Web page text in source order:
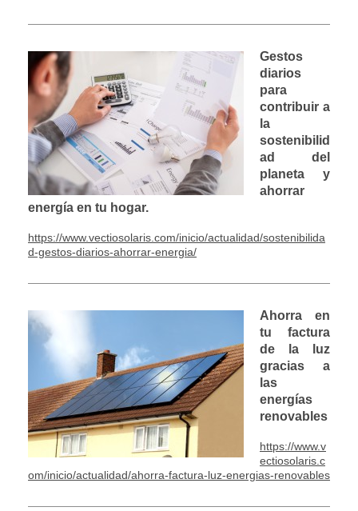
Gestos
diarios
para
contribuir a
la
sostenibilid
ad del
planeta y
ahorrar
energía en tu hogar.
https://www.vectiosolaris.com/inicio/actualidad/sostenibilida
d-gestos-diarios-ahorrar-energia/
Ahorra en
tu factura
de la luz
gracias a
las
energías
renovables
https://www.v
ectiosolaris.c
om/inicio/actualidad/ahorra-factura-luz-energias-renovables